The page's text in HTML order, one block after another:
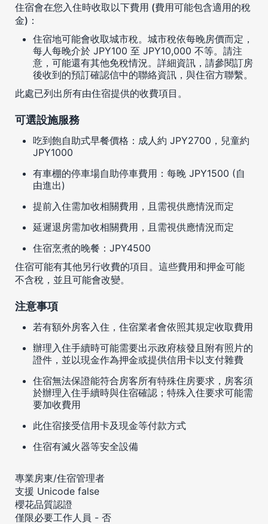
住宿會在您入住時收取以下費用 (費用可能包含適用的稅
金)：
住宿地可能會收取城市稅。城市稅依每晚房價而定，
每人每晚介於 JPY100 至 JPY10,000 不等。請注
意，可能還有其他免稅情況。詳細資訊，請參閱訂房
後收到的預訂確認信中的聯絡資訊，與住宿方聯繫。
此處已列出所有由住宿提供的收費項目。
可選設施服務
吃到飽自助式早餐價格：成人約 JPY2700，兒童約
JPY1000
有車棚的停車場自助停車費用：每晚 JPY1500 (自
由進出)
提前入住需加收相關費用，且需視供應情況而定
延遲退房需加收相關費用，且需視供應情況而定
住宿烹煮的晚餐：JPY4500
住宿可能有其他另行收費的項目。這些費用和押金可能
不含稅，並且可能會改變。
注意事項
若有額外房客入住，住宿業者會依照其規定收取費用
辦理入住手續時可能需要出示政府核發且附有照片的
證件，並以現金作為押金或提供信用卡以支付雜費
住宿無法保證能符合房客所有特殊住房要求，房客須
於辦理入住手續時與住宿確認；特殊入住要求可能需
要加收費用
此住宿接受信用卡及現金等付款方式
住宿有滅火器等安全設備
專業房東/住宿管理者
支援 Unicode false
櫻花品質認證
僅限必要工作人員 - 否